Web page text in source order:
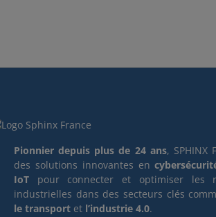
Pionnier depuis plus de 24 ans, SPHINX
des solutions innovantes en
IoT pour connecter et optimiser les
industrielles dans des secteurs clés
le transport et l’industrie 4.0.